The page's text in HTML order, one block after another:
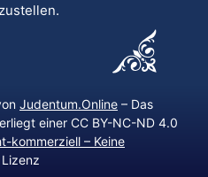
Judentum.Online – Das
einer CC BY-NC-ND 4.0
kommerziell – Keine